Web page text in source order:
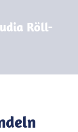
Röll-